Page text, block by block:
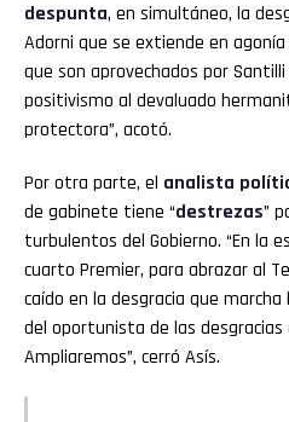
despunta, en simultáneo, la
Adorni que se extiende en
que son aprovechados por
positivismo al devaluado
protectora”, acotó.
Por otra parte, el analista
de gabinete tiene “destrezas”
turbulentos del Gobierno. “En la
cuarto Premier, para abrazar al
caído en la desgracia que
del oportunista de las desgracias
Ampliaremos”, cerró Asís.